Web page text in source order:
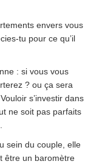
envers vous
tu pour ce qu’il
: si vous vous
? ou ça sera
s’investir dans
ne soit pas parfaits
sein du couple, elle
être un baromètre